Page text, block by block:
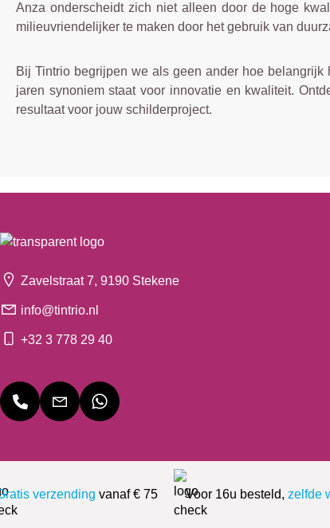
Anza onderscheidt zich niet alleen door de hoge
milieuvriendelijker te maken door het gebruik van
Bij Tintrio begrijpen we als geen ander hoe
jaren synoniem staat voor innovatie en kwaliteit.
resultaat voor jouw schilderproject.
Zavelstraat 7, 9190 Stekene
info@tintrio.nl
+32 3 778 29 40
verzending vanaf € 75 Voor 16u besteld, zelfde